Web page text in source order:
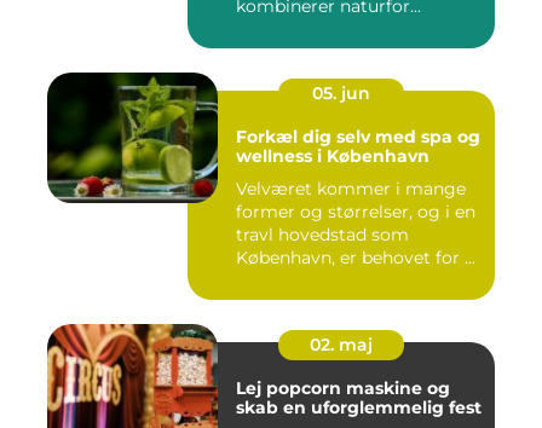
kombinerer naturfor...
05. jun
Forkæl dig selv med spa og
wellness i København
Velværet kommer i mange
former og størrelser, og i en
travl hovedstad som
København, er behovet for ...
02. maj
Lej popcorn maskine og
skab en uforglemmelig fest